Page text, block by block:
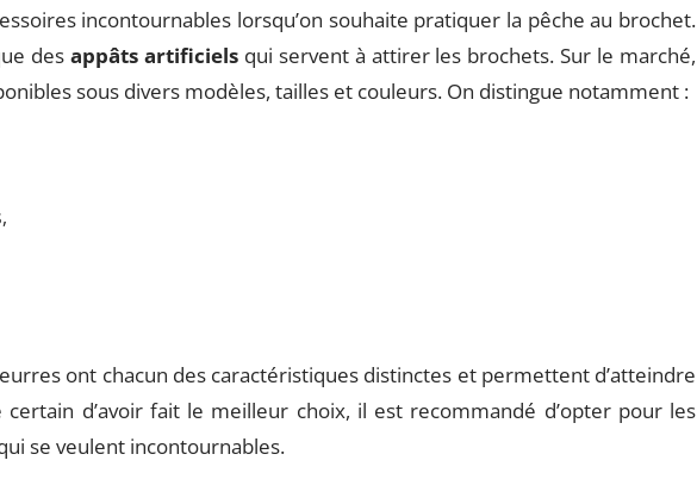
incontournables lorsqu’on souhaite pratiquer la pêche au brochet.
desappâts artificiels qui servent à attirer les brochets. Sur le marché,
sous divers modèles, tailles et couleurs. On distingue notamment :
ont chacun des caractéristiques distinctes et permettent d’atteindre
d’avoir fait le meilleur choix, il est recommandé d’opter pour les
se veulent incontournables.